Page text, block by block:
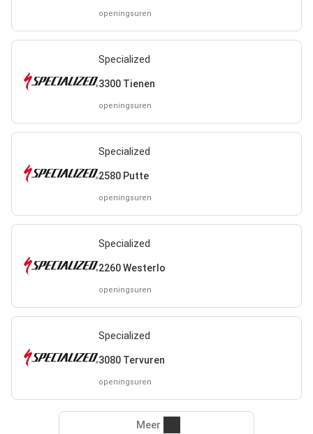
openingsuren
Specialized
3300 Tienen
openingsuren
Specialized
2580 Putte
openingsuren
Specialized
2260 Westerlo
openingsuren
Specialized
3080 Tervuren
openingsuren
Meer